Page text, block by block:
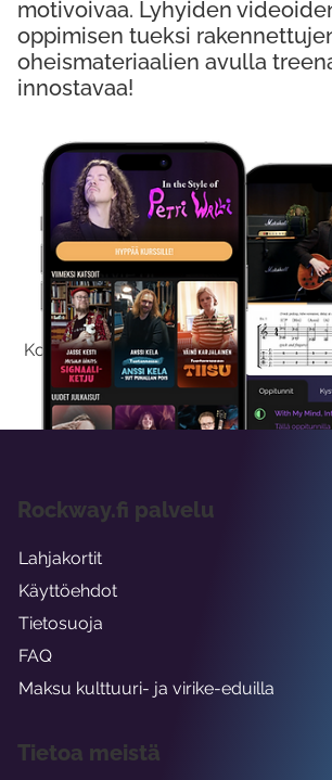
Kokeile Ilmaiseksi
Kokeilemalla ilmaiseksi saat koko
viikon ajaksi.
motivoivaa. Lyhyiden
oppimisen tueksi
oheismateriaalien avulla
innostavaa!
Rockway.fi palvelu
Lahjakortit
Käyttöehdot
Tietosuoja
FAQ
Maksu kulttuuri- ja virike-eduilla
Tietoa meistä